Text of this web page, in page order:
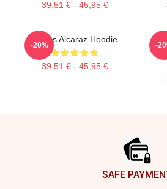
39,51 € - 45,95 €
Carlos Alcaraz Hoodie
39,51 € - 45,95 €
-20% -
SAFE